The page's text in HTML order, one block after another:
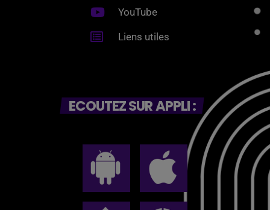
YouTube
Liens utiles
ECOUTEZ SUR APPLI :